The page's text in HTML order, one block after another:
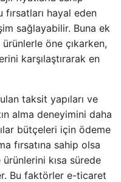
fırsatları hayal eden
sağlayabilir. Buna ek
öne çıkarken,
karşılaştırarak en
taksit yapıları ve
alma deneyimini daha
bütçeleri için ödeme
fırsatına sahip olsa
kısa sürede
Bu faktörler e-ticaret